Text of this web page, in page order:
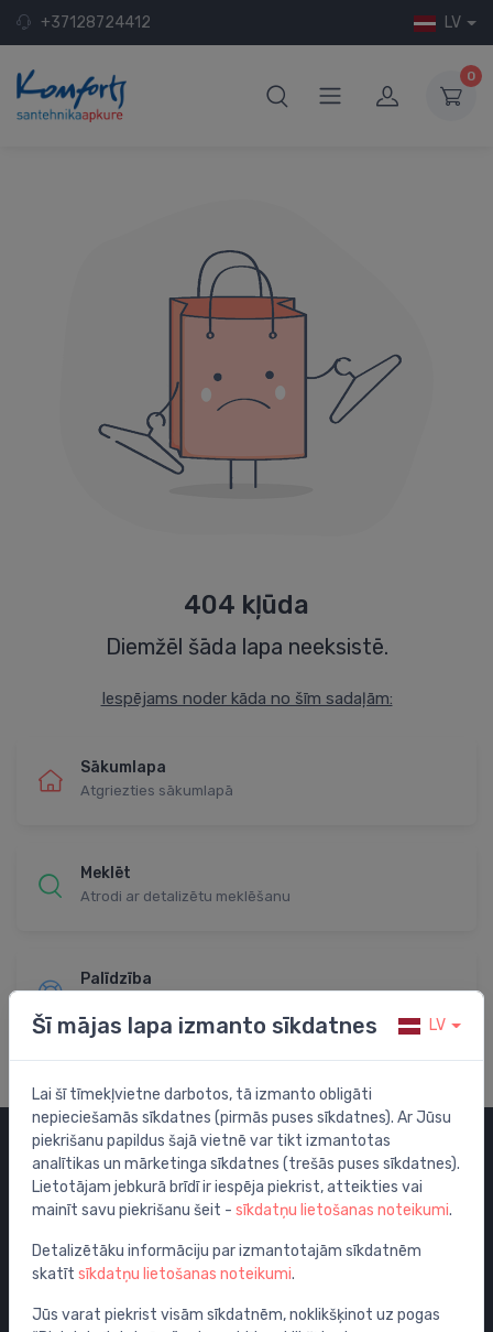
+37128724412 LV
0
404 kļūda
Diemžēl šāda lapa neeksistē.
Iespējams noder kāda no šīm sadaļām:
Sākumlapa
Atgriezties sākumlapā
Meklēt
Atrodi ar detalizētu meklēšanu
Palīdzība
Kategorijas
Izpārdošana
Maisītāji
Izlietnes
Tualetes podi
Šī mājas lapa izmanto sīkdatnes LV
Lai šī tīmekļvietne darbotos, tā izmanto obligāti
nepieciešamās sīkdatnes (pirmās puses sīkdatnes). Ar Jūsu
piekrišanu papildus šajā vietnē var tikt izmantotas
analītikas un mārketinga sīkdatnes (trešās puses sīkdatnes).
Lietotājam jebkurā brīdī ir iespēja piekrist, atteikties vai
mainīt savu piekrišanu šeit - sīkdatņu lietošanas noteikumi.
Detalizētāku informāciju par izmantotajām sīkdatnēm
skatīt sīkdatņu lietošanas noteikumi.
Jūs varat piekrist visām sīkdatnēm, noklikšķinot uz pogas